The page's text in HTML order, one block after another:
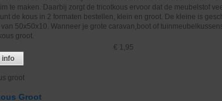
te maken. Daarbij zorgt de tricotkous ervoor dat de meubelstof
de kous in 2 formaten bestellen, klein en groot. De kleine is
van 50x50x10. Wanneer je grote caravan,boot of
groot.
€ 1,95
info
groot
Groot